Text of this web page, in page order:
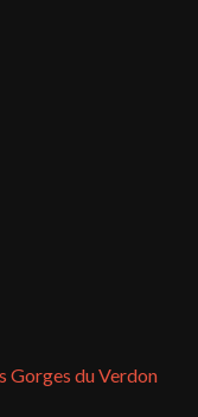
Gorges du Verdon